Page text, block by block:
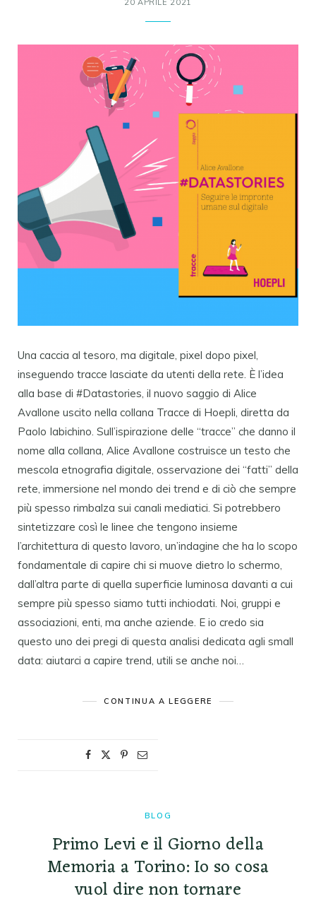
20 APRILE 2021
Una caccia al tesoro, ma digitale, pixel dopo pixel,
inseguendo tracce lasciate da utenti della rete. È l’idea
alla base di #Datastories, il nuovo saggio di Alice
Avallone uscito nella collana Tracce di Hoepli, diretta da
Paolo Iabichino. Sull’ispirazione delle “tracce” che danno il
nome alla collana, Alice Avallone costruisce un testo che
mescola etnografia digitale, osservazione dei “fatti” della
rete, immersione nel mondo dei trend e di ciò che sempre
più spesso rimbalza sui canali mediatici. Si potrebbero
sintetizzare così le linee che tengono insieme
l’architettura di questo lavoro, un’indagine che ha lo scopo
fondamentale di capire chi si muove dietro lo schermo,
dall’altra parte di quella superficie luminosa davanti a cui
sempre più spesso siamo tutti inchiodati. Noi, gruppi e
associazioni, enti, ma anche aziende. E io credo sia
questo uno dei pregi di questa analisi dedicata agli small
data: aiutarci a capire trend, utili se anche noi…
CONTINUA A LEGGERE
BLOG
Primo Levi e il Giorno della
Memoria a Torino: Io so cosa
vuol dire non tornare